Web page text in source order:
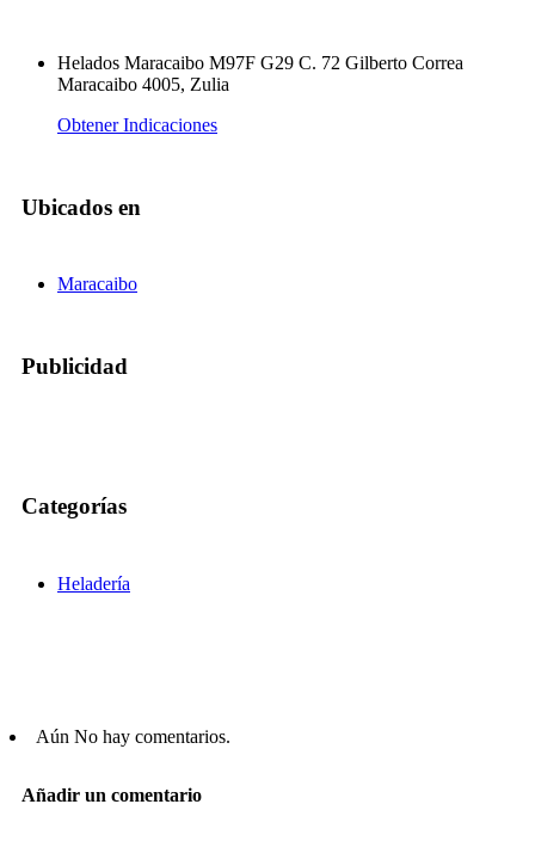
Helados Maracaibo M97F G29 C. 72 Gilberto Correa
Maracaibo 4005, Zulia
Obtener Indicaciones
Ubicados en
Maracaibo
Publicidad
Categorías
Heladería
Aún No hay comentarios.
Añadir un comentario